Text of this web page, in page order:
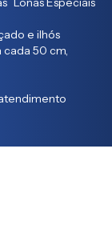
e ilhós
cada 50 cm,